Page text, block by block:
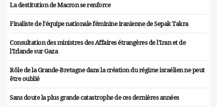
La destitution de Macron se renforce
Finaliste de l'équipe nationale féminine iranienne de Sepak Takra
Consultation des ministres des Affaires étrangères de l'Iran et de
l'Irlande sur Gaza
Rôle de la Grande-Bretagne dans la création du régime israélien ne peut
être oublié
Sans doute la plus grande catastrophe de ces dernières années